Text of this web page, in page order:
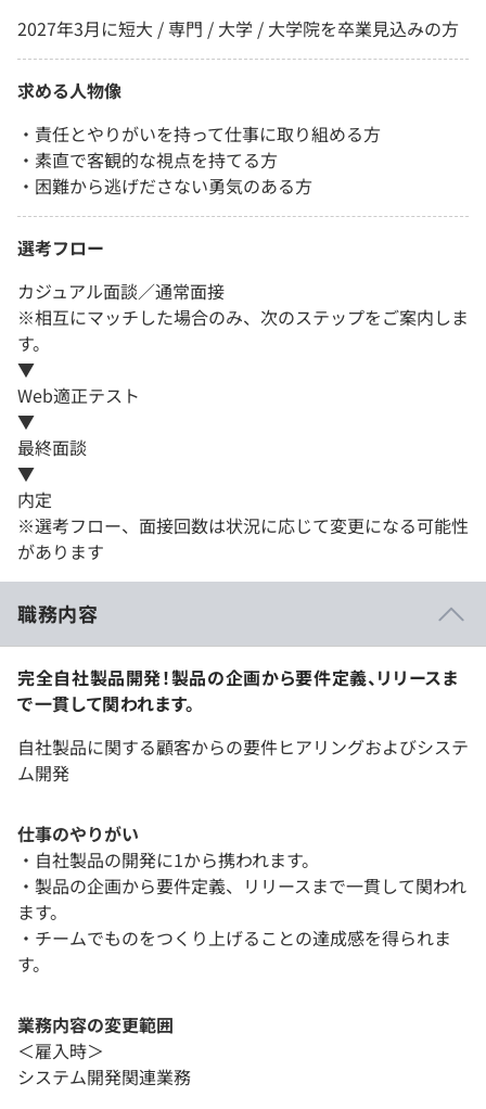
2027年3月に短大 / 専門 / 大学 / 大学院を卒業見込みの方
求める人物像
・責任とやりがいを持って仕事に取り組める方
・素直で客観的な視点を持てる方
・困難から逃げださない勇気のある方
選考フロー
カジュアル面談／通常面接
※相互にマッチした場合のみ、次のステップをご案内しま
す。
▼
Web適正テスト
▼
最終面談
▼
内定
※選考フロー、面接回数は状況に応じて変更になる可能性
があります
職務内容
完全自社製品開発！製品の企画から要件定義、リリースま
で一貫して関われます。
自社製品に関する顧客からの要件ヒアリングおよびシステ
ム開発
仕事のやりがい
・自社製品の開発に1から携われます。
・製品の企画から要件定義、リリースまで一貫して関われ
ます。
・チームでものをつくり上げることの達成感を得られま
す。
業務内容の変更範囲
＜雇入時＞
システム開発関連業務